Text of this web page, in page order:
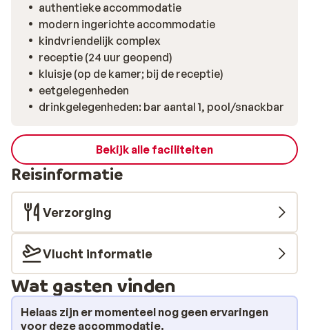
authentieke accommodatie
modern ingerichte accommodatie
kindvriendelijk complex
receptie (24 uur geopend)
kluisje (op de kamer; bij de receptie)
eetgelegenheden
drinkgelegenheden: bar aantal 1, pool/snackbar
Bekijk alle faciliteiten
Reisinformatie
Verzorging
Vlucht informatie
Wat gasten vinden
Helaas zijn er momenteel nog geen ervaringen
voor deze accommodatie.